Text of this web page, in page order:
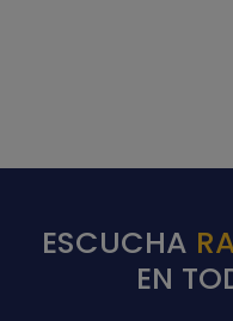
ESCUCHA
EN